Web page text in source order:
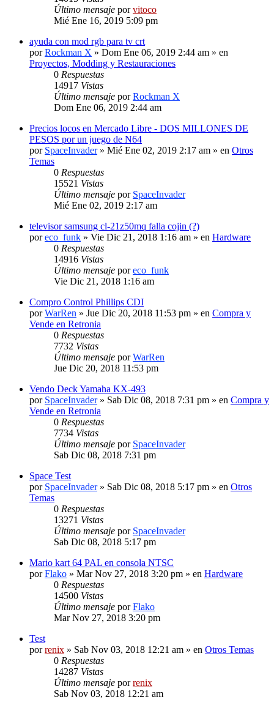
Último mensaje porvitoco
Mié Ene 16, 2019 5:09 pm
ayuda con mod rgb para tv crt
porRockman X » Dom Ene 06, 2019 2:44 am » en
Proyectos, Modding y Restauraciones
0 Respuestas
14917 Vistas
Último mensaje porRockman X
Dom Ene 06, 2019 2:44 am
Precios locos en Mercado Libre - DOS MILLONES DE
PESOS por un juego de N64
por SpaceInvader» Mié Ene 02, 2019 2:17 am » en Otros
Temas
0 Respuestas
15521 Vistas
Último mensaje por SpaceInvader
Mié Ene 02, 2019 2:17 am
televisor samsung cl-21z50mq falla cojin (?)
poreco_funk » Vie Dic 21, 2018 1:16 am » en Hardware
0 Respuestas
14916 Vistas
Último mensaje poreco_funk
Vie Dic 21, 2018 1:16 am
Compro Control Phillips CDI
porWarRen » Jue Dic 20, 2018 11:53 pm » en Compra y
Vende en Retronia
0 Respuestas
7732 Vistas
Último mensaje porWarRen
Jue Dic 20, 2018 11:53 pm
Vendo Deck Yamaha KX-493
por SpaceInvader» Sab Dic 08, 2018 7:31 pm » en Compra y
Vende en Retronia
0 Respuestas
7734 Vistas
Último mensaje por SpaceInvader
Sab Dic 08, 2018 7:31 pm
Space Test
por SpaceInvader» Sab Dic 08, 2018 5:17 pm » en Otros
Temas
0 Respuestas
13271 Vistas
Último mensaje por SpaceInvader
Sab Dic 08, 2018 5:17 pm
Mario kart 64 PAL en consola NTSC
porFlako » Mar Nov 27, 2018 3:20 pm » en Hardware
0 Respuestas
14500 Vistas
Último mensaje porFlako
Mar Nov 27, 2018 3:20 pm
Test
porrenix » Sab Nov 03, 2018 12:21 am » en Otros Temas
0 Respuestas
14287 Vistas
Último mensaje porrenix
Sab Nov 03, 2018 12:21 am